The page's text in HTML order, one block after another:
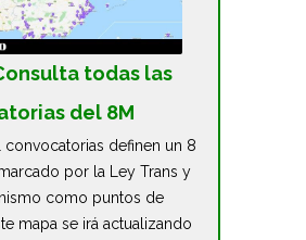
todas las
del 8M
convocatorias definen un 8
por la Ley Trans y
como puntos de
mapa se irá actualizando